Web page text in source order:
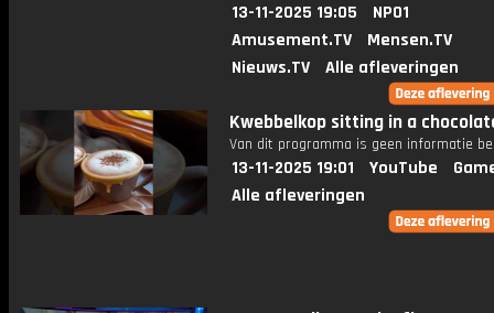
13-11-2025 19:05
NPO1
Amusement.TV
Mensen.TV
Nieuws.TV
Alle afleveringen
Kwebbelkop sitting in a
Van dit programma is geen informatie
13-11-2025 19:01 YouTube
Alle afleveringen